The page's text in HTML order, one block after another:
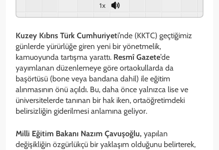
1x
Kuzey Kıbrıs Türk Cumhuriyeti’nde (KKTC) geçtiğimiz
günlerde yürürlüğe giren yeni bir yönetmelik,
kamuoyunda tartışma yarattı. Resmî Gazete’de
yayımlanan düzenlemeye göre ortaokullarda da
başörtüsü (bone veya bandana dahil) ile eğitim
alınmasının önü açıldı. Bu, daha önce yalnızca lise ve
üniversitelerde tanınan bir hak iken, ortaöğretimdeki
belirsizliğin giderilmesi anlamına geliyor.
Milli Eğitim Bakanı Nazım Çavuşoğlu, yapılan
değişikliğin özgürlükçü bir yaklaşım olduğunu belirterek,